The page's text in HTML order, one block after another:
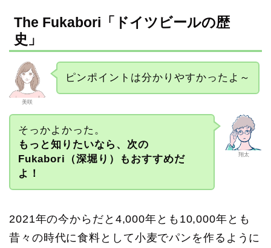
The Fukabori「ドイツビールの歴
史」
美咲
ピンポイントは分かりやすかったよ～
翔太
そっかよかった。
もっと知りたいなら、次の
Fukabori（深堀り）もおすすめだ
よ！
2021年の今からだと4,000年とも10,000年とも
昔々の時代に食料として小麦でパンを作るように